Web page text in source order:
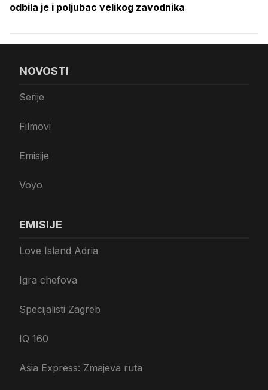
odbila je i poljubac velikog zavodnika
NOVOSTI
Serije
Filmovi
Emisije
Voyo
EMISIJE
Love Island Adria
Igra chefova
Specijalisti Zagreb
IQ 160
Asia Express: Zmajeva ruta